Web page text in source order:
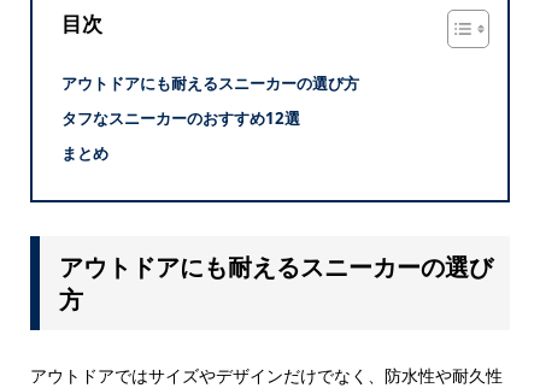
目次
アウトドアにも耐えるスニーカーの選び方
タフなスニーカーのおすすめ12選
まとめ
アウトドアにも耐えるスニーカーの選び
方
アウトドアではサイズやデザインだけでなく、防水性や耐久性